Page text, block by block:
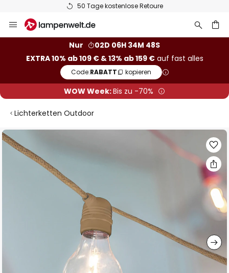
50 Tage kostenlose Retoure
Inhalt
Nur
02D 06H 34M 48S
EXTRA 10% ab 109 € & 13% ab 159 €auf fast alles
Code:RABATT kopieren
WOW Week:Bis zu -70%
Lichterketten Outdoor
Zum
Ende